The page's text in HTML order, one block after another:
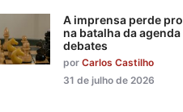
A imprensa perde
na batalha da
debates
por Carlos Castilho
31 de julho de 2026